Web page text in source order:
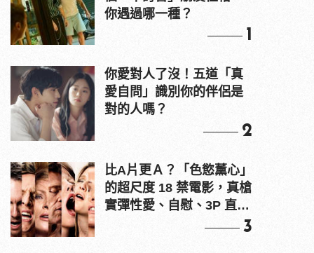
你遇過哪一種？
1
你愛對人了沒！五道「真
愛自問」識別你的伴侶是
對的人嗎？
2
比A片更Ａ？「色慾薰心」
的超尺度 18 禁電影，真槍
實彈性愛、自慰、3P 直接
3